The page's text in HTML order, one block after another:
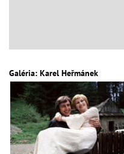
Galéria: Karel Heřmánek